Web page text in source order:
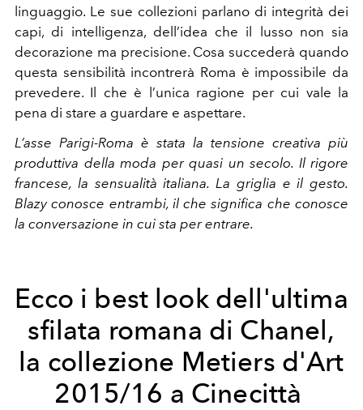
linguaggio. Le sue collezioni parlano di integrità dei
capi, di intelligenza, dell’idea che il lusso non sia
decorazione ma precisione. Cosa succederà quando
questa sensibilità incontrerà Roma è impossibile da
prevedere. Il che è l’unica ragione per cui vale la
pena di stare a guardare e aspettare.
L’asse Parigi-Roma è stata la tensione creativa più
produttiva della moda per quasi un secolo. Il rigore
francese, la sensualità italiana. La griglia e il gesto.
Blazy conosce entrambi, il che significa che conosce
la conversazione in cui sta per entrare.
Ecco i best look dell'ultima
sfilata romana di Chanel,
la collezione Metiers d'Art
2015/16 a Cinecittà